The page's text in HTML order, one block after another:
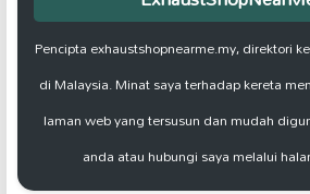
Pencipta exhaustshopnearme.my, direktori
di Malaysia. Minat saya terhadap kereta
laman web yang tersusun dan mudah
anda atau hubungi saya melalui